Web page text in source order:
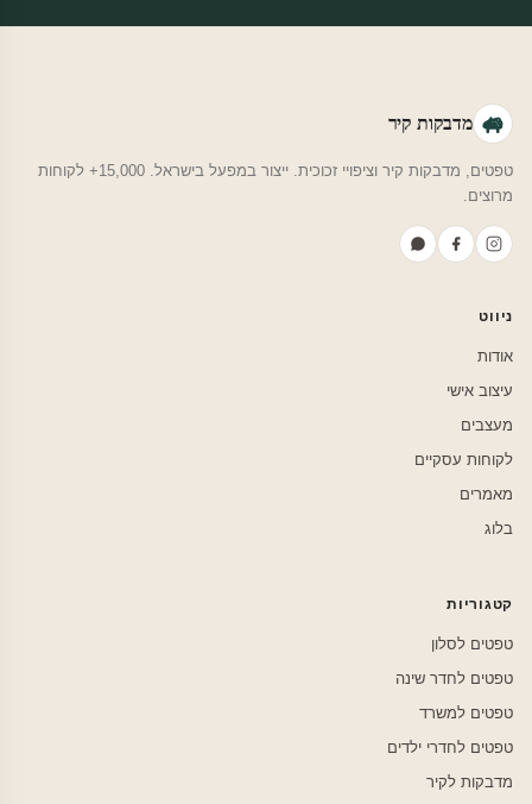
מדבקות קיר
טפטים, מדבקות קיר וציפויי זכוכית. ייצור במפעל בישראל. 15,000+ לקוחות
מרוצים.
ניווט
אודות
עיצוב אישי
מעצבים
לקוחות עסקיים
מאמרים
בלוג
קטגוריות
טפטים לסלון
טפטים לחדר שינה
טפטים למשרד
טפטים לחדרי ילדים
מדבקות לקיר